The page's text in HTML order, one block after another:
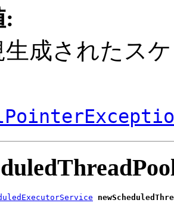
:
生成されたス